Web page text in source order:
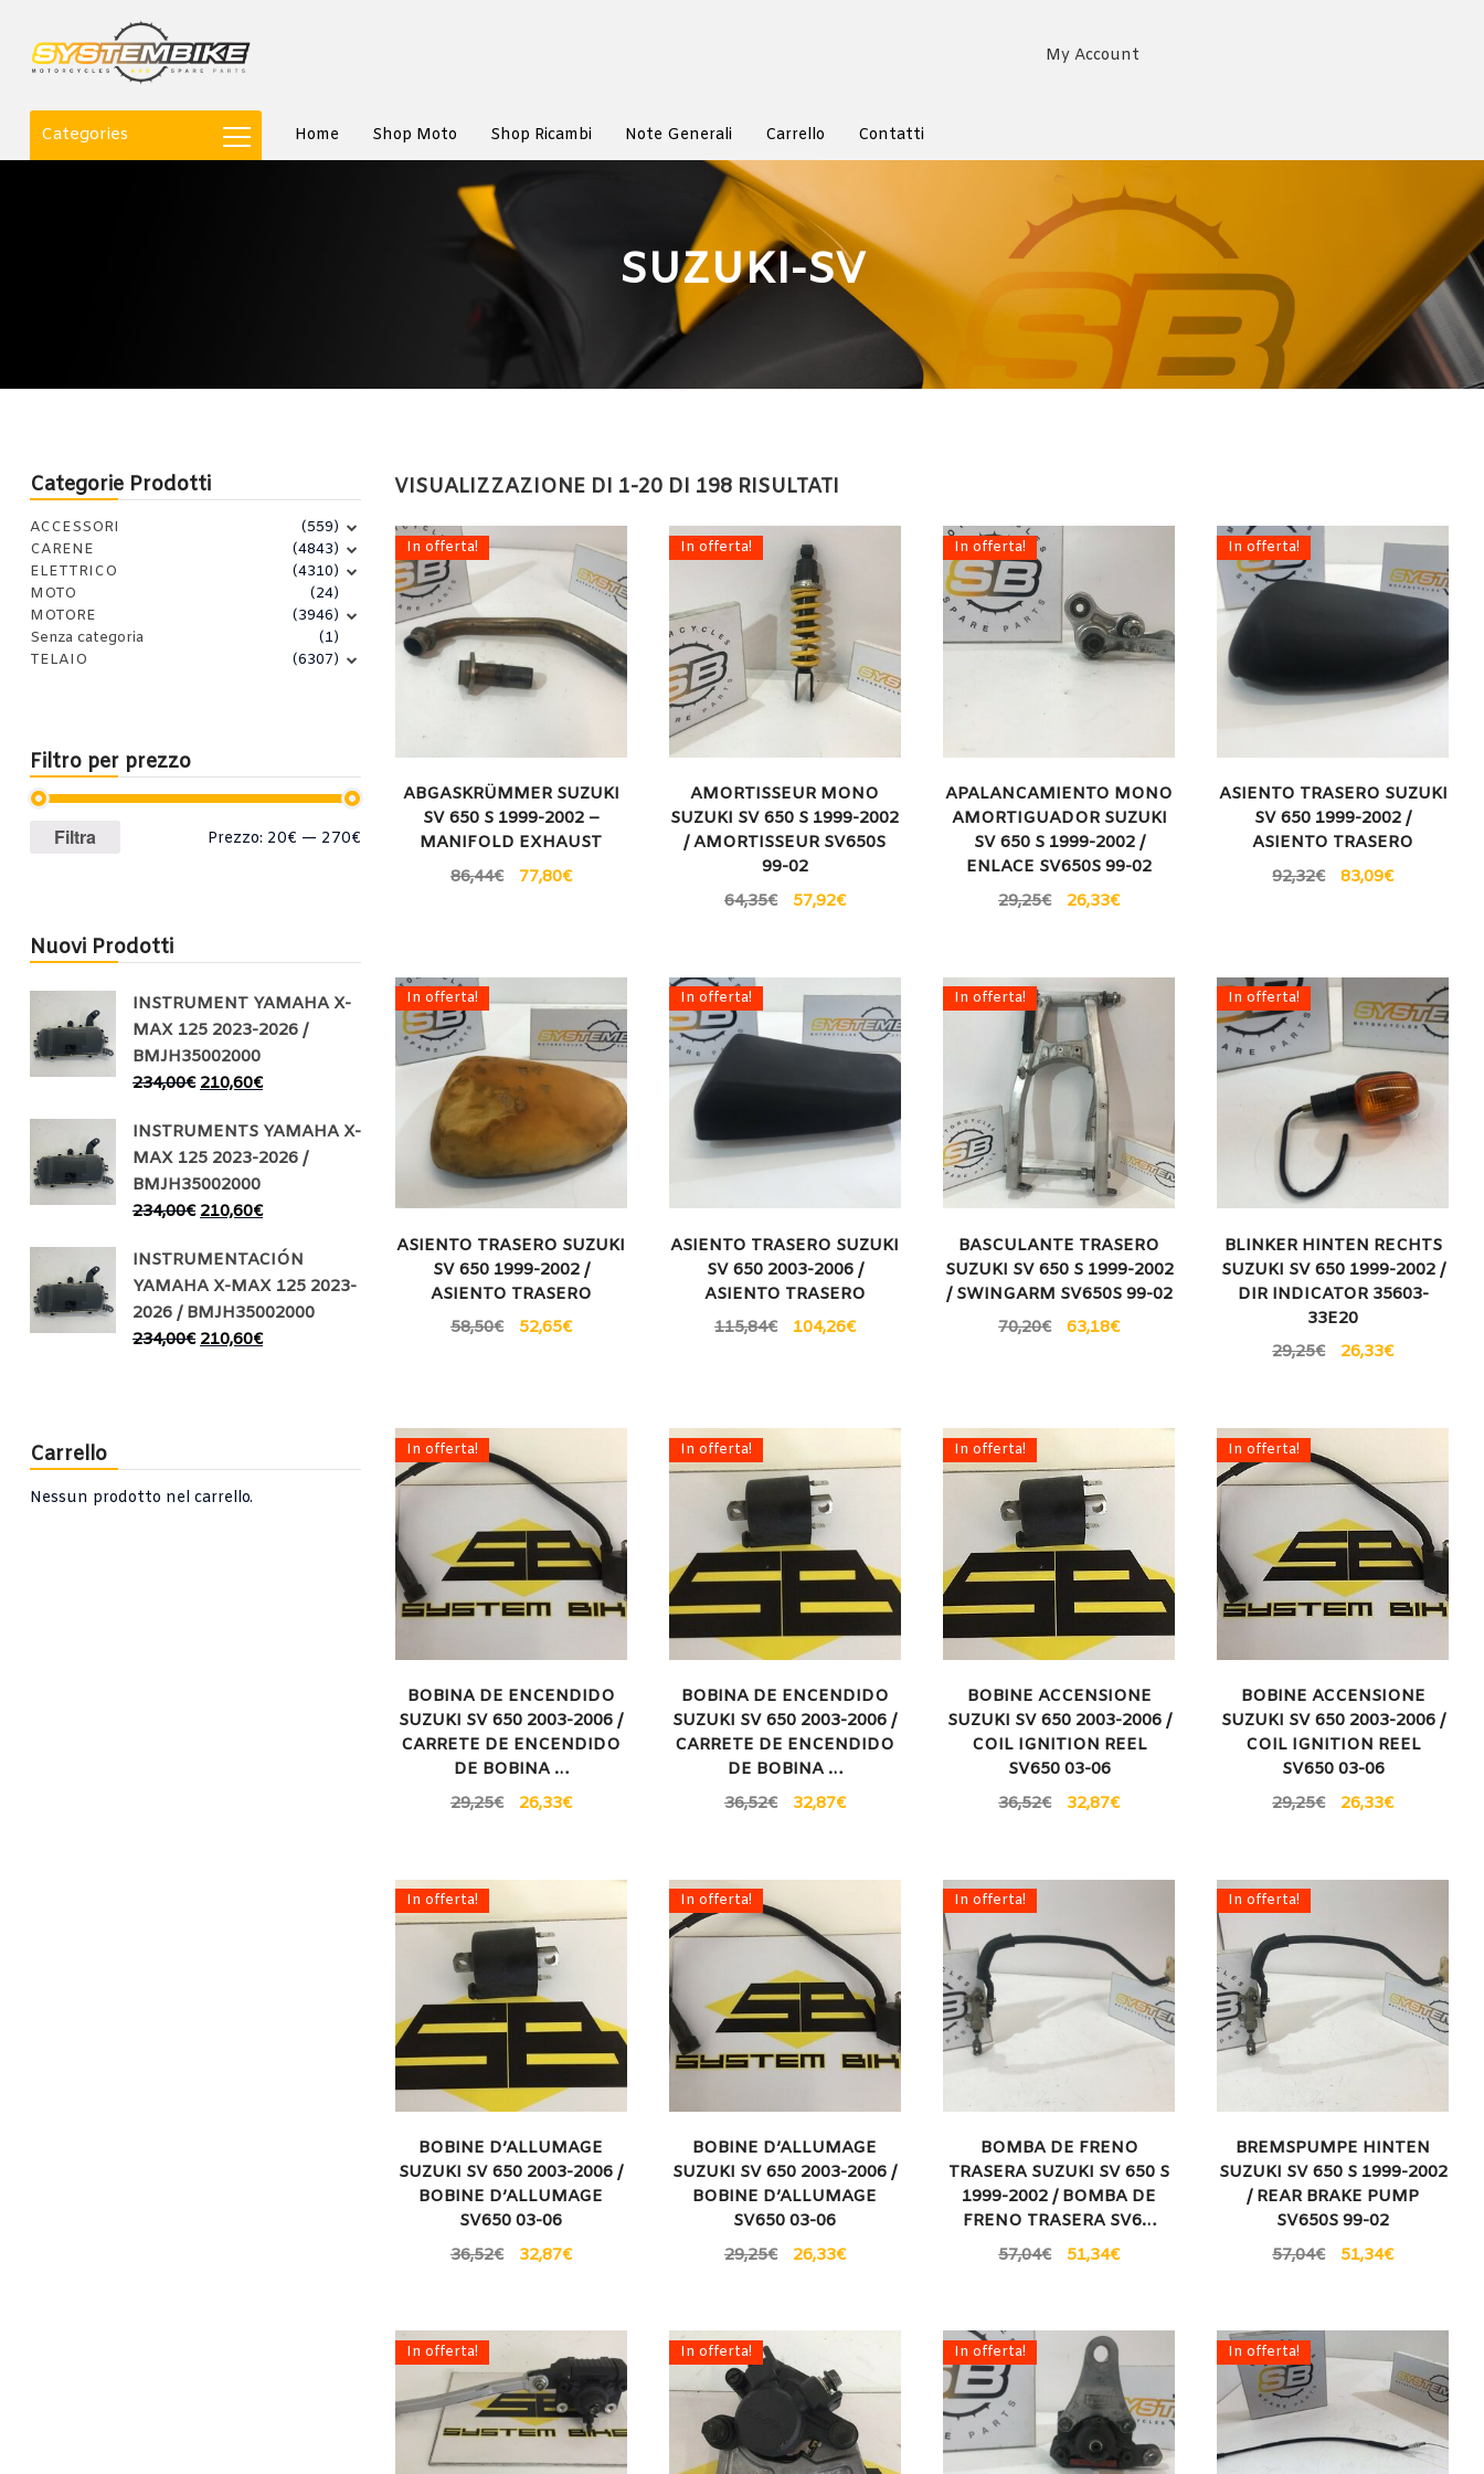
My Account
Categories Home Shop Moto Shop Ricambi Note Generali Carrello Contatti
SUZUKI-SV
Categorie Prodotti
ACCESSORI
(559)
CARENE
(4843)
ELETTRICO
(4310)
MOTO
(24)
MOTORE
(3946)
Senza categoria
(1)
TELAIO
(6307)
Filtro per prezzo
Prezzo
Prezzo
Filtra Prezzo: 20€ — 270€
Nuovi Prodotti
INSTRUMENT YAMAHA X-
MAX 125 2023-2026 /
BMJH35002000
234,00€ 210,60€
INSTRUMENTS YAMAHA X-
MAX 125 2023-2026 /
BMJH35002000
234,00€ 210,60€
INSTRUMENTACIÓN
YAMAHA X-MAX 125 2023-
2026 / BMJH35002000
234,00€ 210,60€
Carrello
Nessun prodotto nel carrello.
VISUALIZZAZIONE DI 1-20 DI 198 RISULTATI
In offerta!
ABGASKRÜMMER SUZUKI
SV 650 S 1999-2002 –
MANIFOLD EXHAUST
86,44€ 77,80€
In offerta!
AMORTISSEUR MONO
SUZUKI SV 650 S 1999-2002
/ AMORTISSEUR SV650S
99-02
64,35€ 57,92€
In offerta!
APALANCAMIENTO MONO
AMORTIGUADOR SUZUKI
SV 650 S 1999-2002 /
ENLACE SV650S 99-02
29,25€ 26,33€
In offerta!
ASIENTO TRASERO SUZUKI
SV 650 1999-2002 /
ASIENTO TRASERO
92,32€ 83,09€
In offerta!
ASIENTO TRASERO SUZUKI
SV 650 1999-2002 /
ASIENTO TRASERO
58,50€ 52,65€
In offerta!
ASIENTO TRASERO SUZUKI
SV 650 2003-2006 /
ASIENTO TRASERO
115,84€ 104,26€
In offerta!
BASCULANTE TRASERO
SUZUKI SV 650 S 1999-2002
/ SWINGARM SV650S 99-02
70,20€ 63,18€
In offerta!
BLINKER HINTEN RECHTS
SUZUKI SV 650 1999-2002 /
DIR INDICATOR 35603-
33E20
29,25€ 26,33€
In offerta!
BOBINA DE ENCENDIDO
SUZUKI SV 650 2003-2006 /
CARRETE DE ENCENDIDO
DE BOBINA …
29,25€ 26,33€
In offerta!
BOBINA DE ENCENDIDO
SUZUKI SV 650 2003-2006 /
CARRETE DE ENCENDIDO
DE BOBINA …
36,52€ 32,87€
In offerta!
BOBINE ACCENSIONE
SUZUKI SV 650 2003-2006 /
COIL IGNITION REEL
SV650 03-06
36,52€ 32,87€
In offerta!
BOBINE ACCENSIONE
SUZUKI SV 650 2003-2006 /
COIL IGNITION REEL
SV650 03-06
29,25€ 26,33€
In offerta!
BOBINE D’ALLUMAGE
SUZUKI SV 650 2003-2006 /
BOBINE D’ALLUMAGE
SV650 03-06
36,52€ 32,87€
In offerta!
BOBINE D’ALLUMAGE
SUZUKI SV 650 2003-2006 /
BOBINE D’ALLUMAGE
SV650 03-06
29,25€ 26,33€
In offerta!
BOMBA DE FRENO
TRASERA SUZUKI SV 650 S
1999-2002 / BOMBA DE
FRENO TRASERA SV6…
57,04€ 51,34€
In offerta!
BREMSPUMPE HINTEN
SUZUKI SV 650 S 1999-2002
/ REAR BRAKE PUMP
SV650S 99-02
57,04€ 51,34€
In offerta! In offerta! In offerta! In offerta!